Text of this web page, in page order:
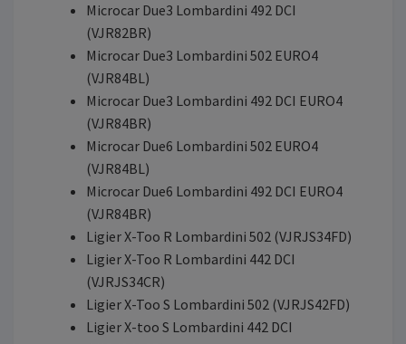
Microcar Due3 Lombardini 492 DCI
(VJR82BR)
Microcar Due3 Lombardini 502 EURO4
(VJR84BL)
Microcar Due3 Lombardini 492 DCI EURO4
(VJR84BR)
Microcar Due6 Lombardini 502 EURO4
(VJR84BL)
Microcar Due6 Lombardini 492 DCI EURO4
(VJR84BR)
Ligier X-Too R Lombardini 502 (VJRJS34FD)
Ligier X-Too R Lombardini 442 DCI
(VJRJS34CR)
Ligier X-Too S Lombardini 502 (VJRJS42FD)
Ligier X-too S Lombardini 442 DCI